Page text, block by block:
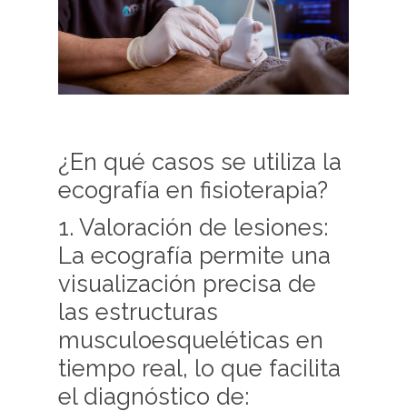
¿En qué casos se utiliza la
ecografía en fisioterapia?
1. Valoración de lesiones:
La ecografía permite una
visualización precisa de
las estructuras
musculoesqueléticas en
tiempo real, lo que facilita
el diagnóstico de: